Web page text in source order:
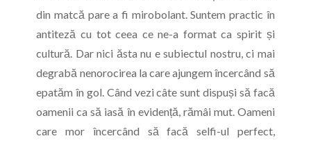
din matcă pare a fi mirobolant. Suntem practic în
antiteză cu tot ceea ce ne-a format ca spirit și
cultură. Dar nici ăsta nu e subiectul nostru, ci mai
degrabă nenorocirea la care ajungem încercând să
epatăm în gol. Când vezi câte sunt dispuși să facă
oamenii ca să iasă în evidență, rămâi mut. Oameni
care mor încercând să facă selfi-ul perfect,